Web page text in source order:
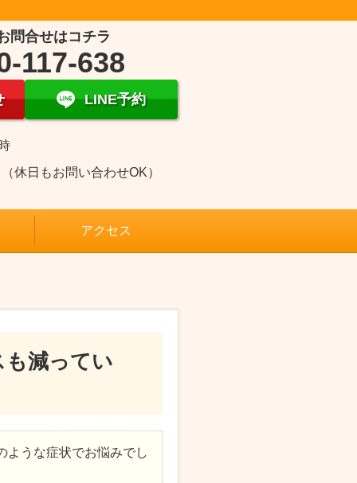
問合せはコチラ
117-638
LINE予約
休日もお問い合わせOK）
アクセス
減ってい
ような症状でお悩みでし